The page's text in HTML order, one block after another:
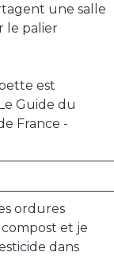
une salle
le palier
est
Guide du
France -
ordures
et je
dans